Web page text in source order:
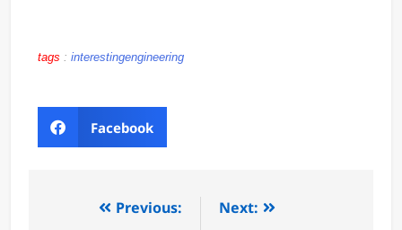
tags : interestingengineering
Facebook
Previous:
Next: